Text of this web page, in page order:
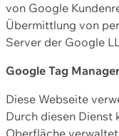
von Google
Übermittlung von
Server der Google
Google Tag Manager
Diese Webseite
Durch diesen Dienst